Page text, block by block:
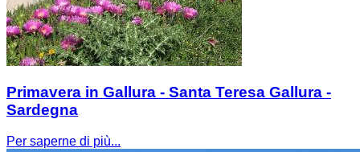
Primavera in Gallura - Santa Teresa Gallura -
Sardegna
Per saperne di più...